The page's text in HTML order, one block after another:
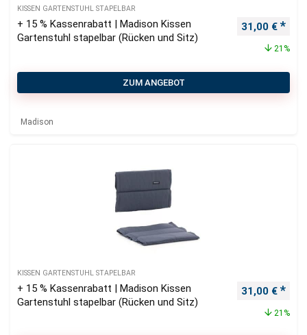
KISSEN GARTENSTUHL STAPELBAR
+ 15 % Kassenrabatt | Madison Kissen
Gartenstuhl stapelbar (Rücken und Sitz)
31,00 €
21%
ZUM ANGEBOT
Madison
KISSEN GARTENSTUHL STAPELBAR
+ 15 % Kassenrabatt | Madison Kissen
Gartenstuhl stapelbar (Rücken und Sitz)
31,00 €
21%